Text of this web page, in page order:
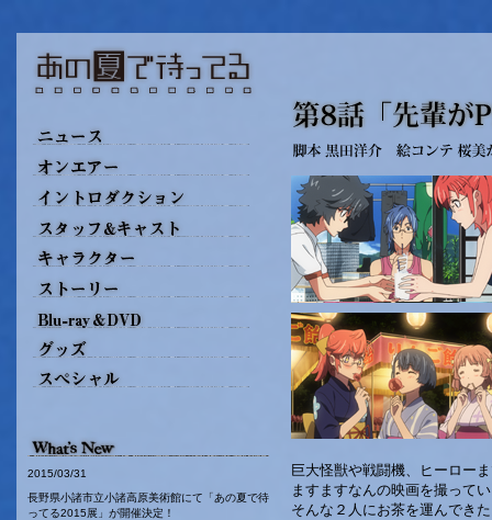
2015/03/31
長野県小諸市立小諸高原美術館にて「あの夏で待
ってる2015展」が開催決定！
巨大怪獣や戦闘機、ヒーロー
ますますなんの映画を撮って
そんな２人にお茶を運んでき